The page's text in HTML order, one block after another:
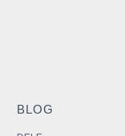
BLOG